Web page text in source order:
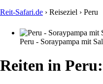
are
Reit-Safari.de › Reiseziel › Peru
Peru - Soraypampa mit
Reiten in